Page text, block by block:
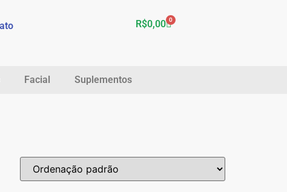
R$0,00 0
Facial Suplementos